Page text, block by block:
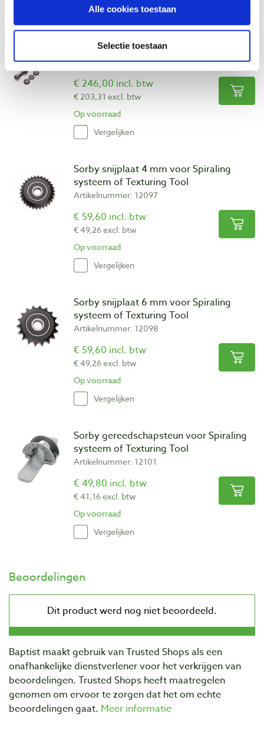
Alle cookies toestaan
Selectie toestaan
Sorby 330H Spiraling systeem met 4
snijplaten
Artikelnummer: 12094
€ 246,00 incl. btw
€ 203,31 excl. btw
Op voorraad
Vergelijken
Sorby snijplaat 4 mm voor Spiraling
systeem of Texturing Tool
Artikelnummer: 12097
€ 59,60 incl. btw
€ 49,26 excl. btw
Op voorraad
Vergelijken
Sorby snijplaat 6 mm voor Spiraling
systeem of Texturing Tool
Artikelnummer: 12098
€ 59,60 incl. btw
€ 49,26 excl. btw
Op voorraad
Vergelijken
Sorby gereedschapsteun voor Spiraling
systeem of Texturing Tool
Artikelnummer: 12101
€ 49,80 incl. btw
€ 41,16 excl. btw
Op voorraad
Vergelijken
Beoordelingen
Baptist maakt gebruik van Trusted Shops als een
onafhankelijke dienstverlener voor het verkrijgen van
beoordelingen. Trusted Shops heeft maatregelen
genomen om ervoor te zorgen dat het om echte
beoordelingen gaat. Meer informatie